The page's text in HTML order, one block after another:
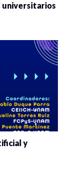
universitarios
y